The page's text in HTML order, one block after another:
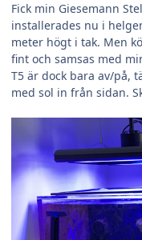
Fick min Giesemann
installerades nu i
meter högt i tak. Men
fint och samsas med
T5 är dock bara av/på,
med sol in från sidan.